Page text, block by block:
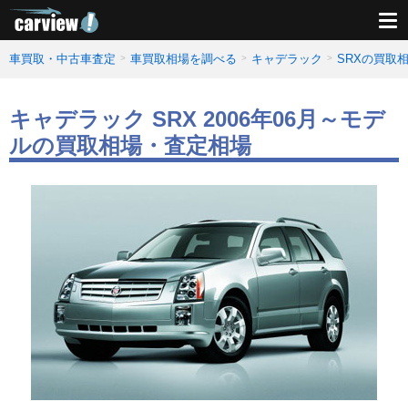
車買取・中古車査定 車買取相場を調べる キャデラック SRXの買取
キャデラック SRX 2006年06月～モデ
ルの買取相場・査定相場